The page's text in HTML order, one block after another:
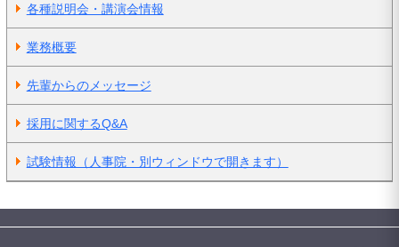
各種説明会・講演会情報
業務概要
先輩からのメッセージ
採用に関するQ&A
試験情報（人事院・別ウィンドウで開きます）